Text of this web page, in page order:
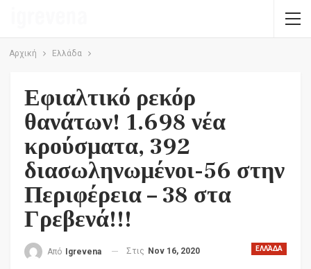
Αρχική Ελλάδα
Εφιαλτικό ρεκόρ
θανάτων! 1.698 νέα
κρούσματα, 392
διασωληνωμένοι-56 στην
Περιφέρεια – 38 στα
Γρεβενά!!!
ΕΛΛΆΔΑ
Από Igrevena Στις Nov 16, 2020